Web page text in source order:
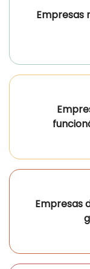
Empresas
Empresas